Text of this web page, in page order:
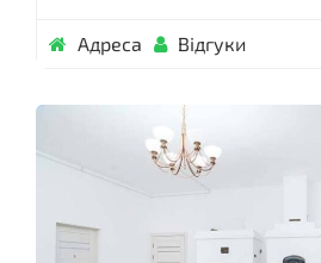
Адреса Відгуки